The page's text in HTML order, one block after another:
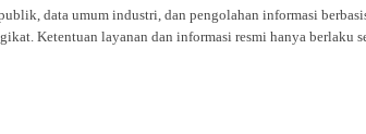
data umum industri, dan pengolahan informasi
Ketentuan layanan dan informasi resmi hanya